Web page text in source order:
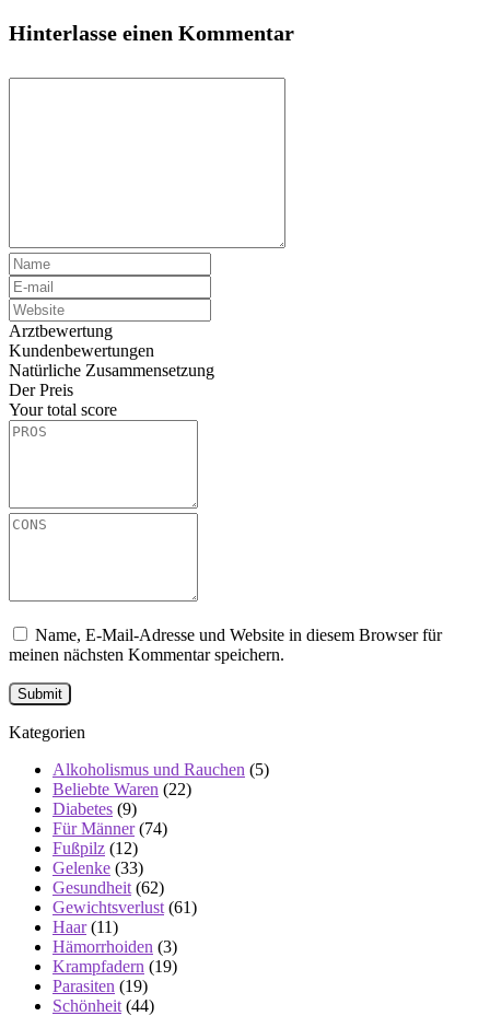
Hinterlasse einen Kommentar
Arztbewertung
Kundenbewertungen
Natürliche Zusammensetzung
Der Preis
Your total score
Name, E-Mail-Adresse und Website in diesem Browser für
meinen nächsten Kommentar speichern.
Kategorien
Alkoholismus und Rauchen (5)
Beliebte Waren (22)
Diabetes (9)
Für Männer(74)
Fußpilz (12)
Gelenke (33)
Gesundheit (62)
Gewichtsverlust (61)
Haar(11)
Hämorrhoiden (3)
Krampfadern (19)
Parasiten (19)
Schönheit (44)